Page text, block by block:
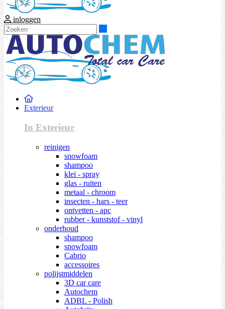
inloggen
Exterieur
In Exterieur
reinigen
snowfoam
shampoo
klei - spray
glas - ruiten
metaal - chroom
insecten - hars - teer
ontvetten - apc
rubber - kunststof - vinyl
onderhoud
shampoo
snowfoam
Cabrio
accessoires
polijstmiddelen
3D car care
Autochem
ADBL - Polish